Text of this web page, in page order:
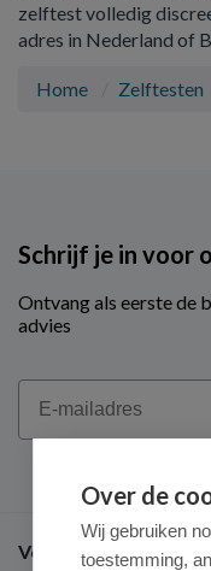
zelftest volledig
adres in Nederland of
Home Zelftesten
Schrijf je in voor
Ontvang als eerste de
advies
Email
Veel gestelde vragen
Over de
Wij gebruiken
toestemming,